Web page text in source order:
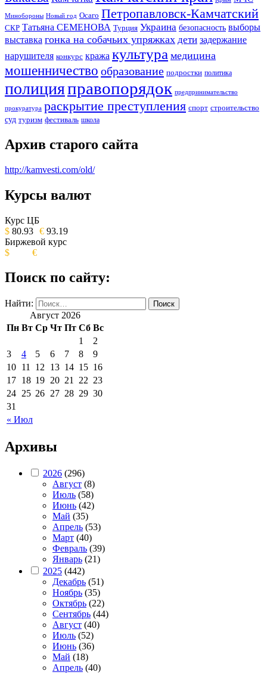
Минобороны Новый год Осаго Петропавловск-Камчатский
СКР Татьяна СЕМЕНОВА Турция Украина безопасность выборы
выставка гонка на собачьих упряжках дети задержание
нарушителя конкурс кража культура медицина
мошенничество образование подростки политика
полицияправопорядок предпринимательство
прокуратура раскрытие преступления спорт строительство
суд туризм фестиваль школа
Архив старого сайта
http://kamvesti.com/old/
ОБЩЕСТВЕННО-ПОЛИТИЧЕСКОЕ
ИЗДАНИЕ КАМЧАТСКОГО КРАЯ.
Курсы валют
Курс ЦБ
$ 80.93 € 93.19
Биржевой курс
$
€
Поиск по сайту:
Найти:
Август 2026
Пн Вт Ср Чт Пт Сб Вс
« Июл
1
2
3
4 5 6 7 8
9
10 11 12 13 14 15 16
17 18 19 20 21 22 23
24 25 26 27 28 29 30
31
Архивы
2026 (296)
Август (8)
Июль (58)
Июнь (42)
Май (35)
Апрель (53)
Март (40)
Февраль (39)
Январь (21)
2025 (442)
Декабрь (51)
Ноябрь (35)
Октябрь (22)
Сентябрь (44)
Август (40)
Июль (52)
Июнь (36)
Май (18)
Апрель (40)